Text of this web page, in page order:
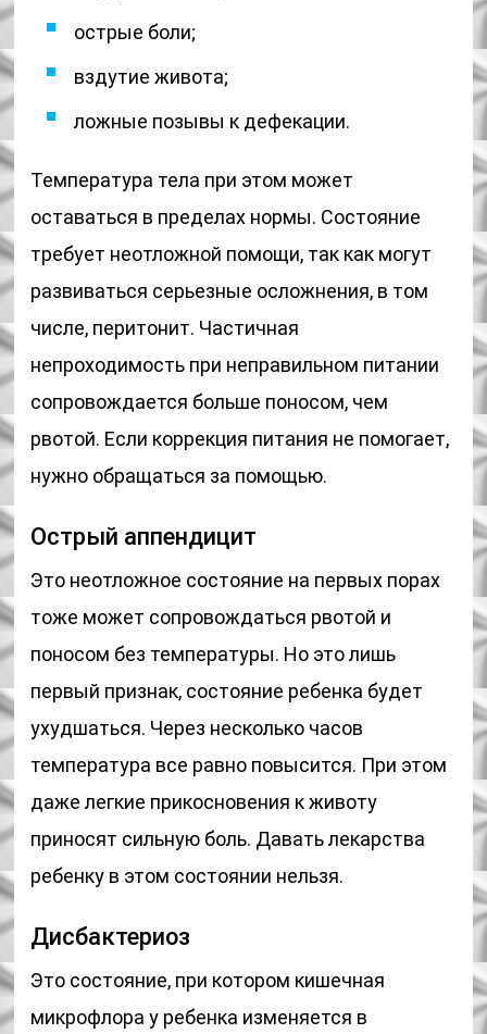
острые боли;
вздутие живота;
ложные позывы к дефекации.
Температура тела при этом может
оставаться в пределах нормы. Состояние
требует неотложной помощи, так как могут
развиваться серьезные осложнения, в том
числе, перитонит. Частичная
непроходимость при неправильном питании
сопровождается больше поносом, чем
рвотой. Если коррекция питания не помогает,
нужно обращаться за помощью.
Острый аппендицит
Это неотложное состояние на первых порах
тоже может сопровождаться рвотой и
поносом без температуры. Но это лишь
первый признак, состояние ребенка будет
ухудшаться. Через несколько часов
температура все равно повысится. При этом
даже легкие прикосновения к животу
приносят сильную боль. Давать лекарства
ребенку в этом состоянии нельзя.
Дисбактериоз
Это состояние, при котором кишечная
микрофлора у ребенка изменяется в